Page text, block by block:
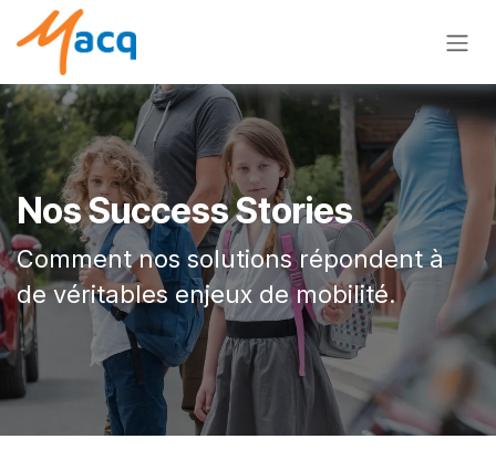
Se rendre au contenu
Nos Success Stories ​
Comment nos solutions répondent à
de véritables enjeux de mobilité.​